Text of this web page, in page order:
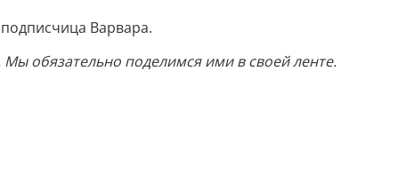
Варвара.
обязательно поделимся ими в своей ленте.